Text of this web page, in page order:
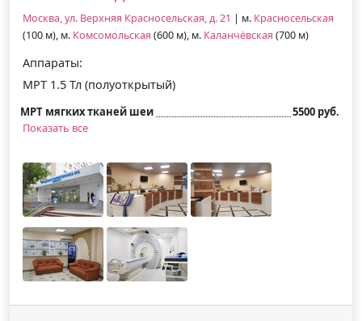
Москва, ул. Верхняя Красносельская, д. 21 | м. Красносельская
(100 м), м. Комсомольская (600 м), м. Каланчёвская (700 м)
Аппараты:
МРТ 1.5 Тл (полуоткрытый)
МРТ мягких тканей шеи
5500 руб.
Показать все